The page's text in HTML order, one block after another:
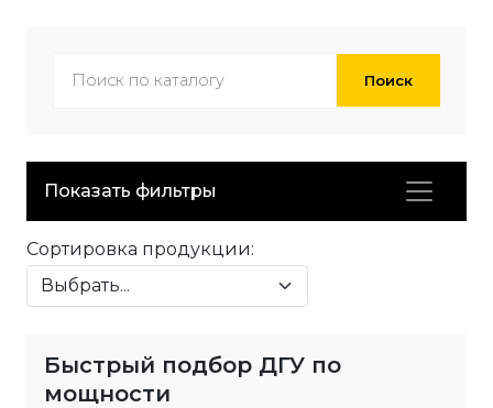
Поиск
Показать фильтры
Сортировка продукции:
Быстрый подбор ДГУ по
мощности